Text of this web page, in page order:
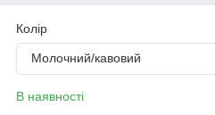
Колір
Молочний/кавовий
В наявності